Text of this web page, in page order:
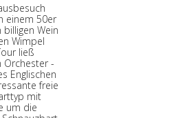
einem 50er
Wein
Wimpel
ließ
Orchester -
Englischen
freie
mit
um die